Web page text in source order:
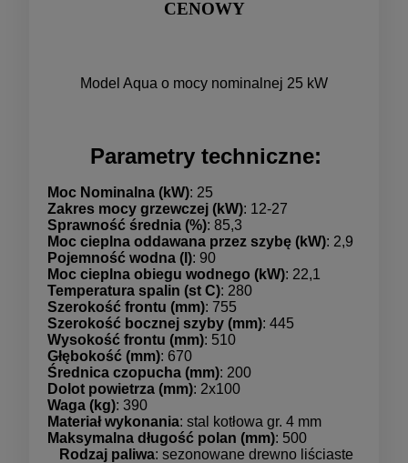
CENOWY
Model Aqua o mocy nominalnej 25 kW
Parametry techniczne:
Moc Nominalna (kW): 25
Zakres mocy grzewczej (kW): 12-27
Sprawność średnia (%): 85,3
Moc cieplna oddawana przez szybę (kW): 2,9
Pojemność wodna (l): 90
Moc cieplna obiegu wodnego (kW): 22,1
Temperatura spalin (st C): 280
Szerokość frontu (mm): 755
Szerokość bocznej szyby (mm): 445
Wysokość frontu (mm): 510
Głębokość (mm): 670
Średnica czopucha (mm): 200
Dolot powietrza (mm): 2x100
Waga (kg): 390
Materiał wykonania: stal kotłowa gr. 4 mm
Maksymalna długość polan (mm): 500
Rodzaj paliwa: sezonowane drewno liściaste